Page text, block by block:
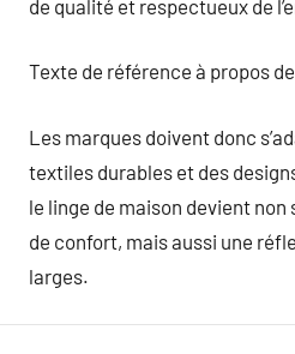
de qualité et respectueux de
Texte de référence à propos de
Les marques doivent donc
textiles durables et des
le linge de maison devient
de confort, mais aussi une
larges.